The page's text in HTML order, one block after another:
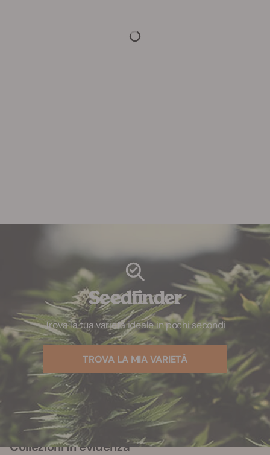
Seedfinder
Trova la tua varietà ideale in pochi secondi
TROVA LA MIA VARIETÀ
Collezioni in evidenza